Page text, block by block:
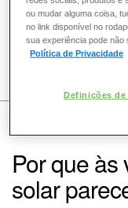
CABELO
Por que às
solar
ou mudar alguma coisa,
no link disponível no
sua experiência pode não
Política de Privacidade
Definições